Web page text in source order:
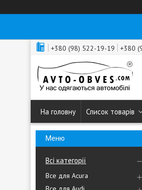
+380 (98) 522-19-19 +380
На головну Список товарів
Всі категорії
Все для Acura